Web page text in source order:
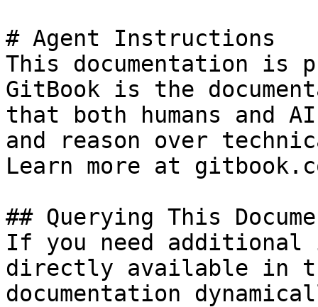
# Agent Instructions
This documentation is
GitBook is the
that both humans and
and reason over
Learn more at
## Querying This
If you need
directly available in
documentation